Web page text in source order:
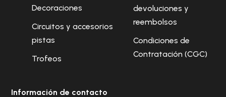
Decoraciones
Circuitos y accesorios
pistas
Trofeos
devoluciones y
reembolsos
Condiciones de
Contratación (CGC)
Información de contacto